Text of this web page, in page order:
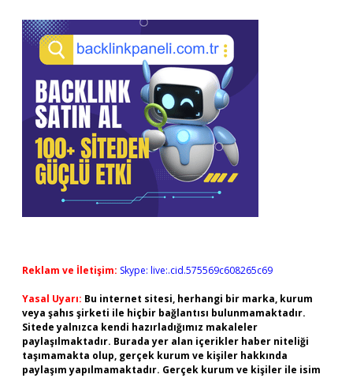
Reklam ve İletişim: Skype: live:.cid.575569c608265c69
Yasal Uyarı: Bu internet sitesi, herhangi bir marka, kurum
veya şahıs şirketi ile hiçbir bağlantısı bulunmamaktadır.
Sitede yalnızca kendi hazırladığımız makaleler
paylaşılmaktadır. Burada yer alan içerikler haber niteliği
taşımamakta olup, gerçek kurum ve kişiler hakkında
paylaşım yapılmamaktadır. Gerçek kurum ve kişiler ile isim